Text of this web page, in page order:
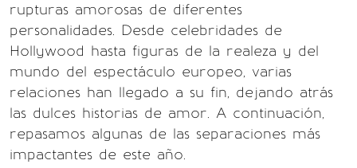
rupturas amorosas de diferentes
personalidades. Desde celebridades de
Hollywood hasta figuras de la realeza y del
mundo del espectáculo europeo, varias
relaciones han llegado a su fin, dejando atrás
las dulces historias de amor. A continuación,
repasamos algunas de las separaciones más
impactantes de este año.